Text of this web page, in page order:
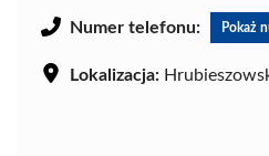
Numer telefonu: Pokaż
Lokalizacja: